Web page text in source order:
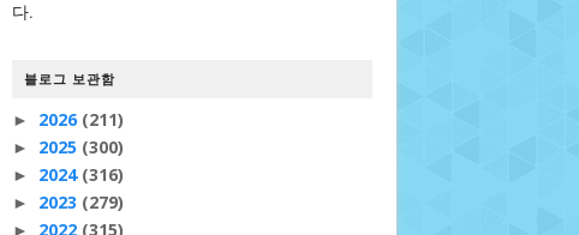
다.
블로그 보관함
► 2026 (211)
► 2025 (300)
► 2024 (316)
► 2023 (279)
► 2022 (315)